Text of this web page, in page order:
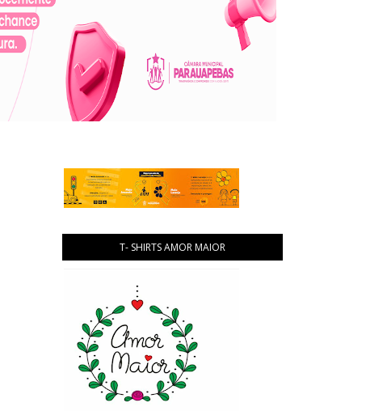
T- SHIRTS AMOR MAIOR